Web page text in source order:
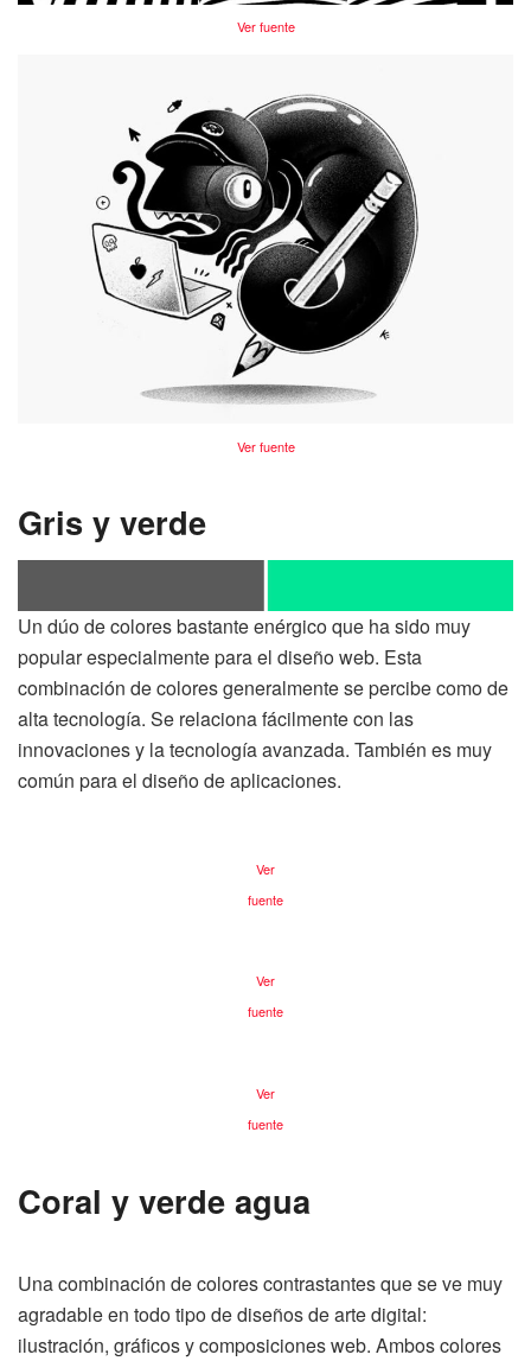
Ver fuente
Ver fuente
Gris y verde
Un dúo de colores bastante enérgico que ha sido muy
popular especialmente para el diseño web. Esta
combinación de colores generalmente se percibe como de
alta tecnología. Se relaciona fácilmente con las
innovaciones y la tecnología avanzada. También es muy
común para el diseño de aplicaciones.
Ver
fuente
Ver
fuente
Ver
fuente
Coral y verde agua
Una combinación de colores contrastantes que se ve muy
agradable en todo tipo de diseños de arte digital:
ilustración, gráficos y composiciones web. Ambos colores